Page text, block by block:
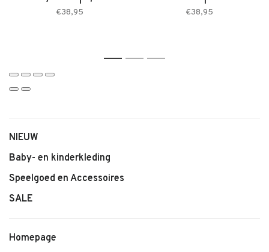
• Geschikt voor thuis en onderweg
€38,95 €38,95
1 2 3
NIEUW
Baby- en kinderkleding
Speelgoed en Accessoires
SALE
Homepage